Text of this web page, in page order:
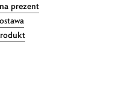
prezent